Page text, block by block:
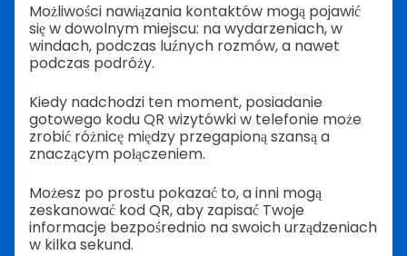
Możliwości nawiązania kontaktów mogą pojawić
się w dowolnym miejscu: na wydarzeniach, w
windach, podczas luźnych rozmów, a nawet
podczas podróży.
Kiedy nadchodzi ten moment, posiadanie
gotowego kodu QR wizytówki w telefonie może
zrobić różnicę między przegapioną szansą a
znaczącym połączeniem.
Możesz po prostu pokazać to, a inni mogą
zeskanować kod QR, aby zapisać Twoje
informacje bezpośrednio na swoich urządzeniach
w kilka sekund.